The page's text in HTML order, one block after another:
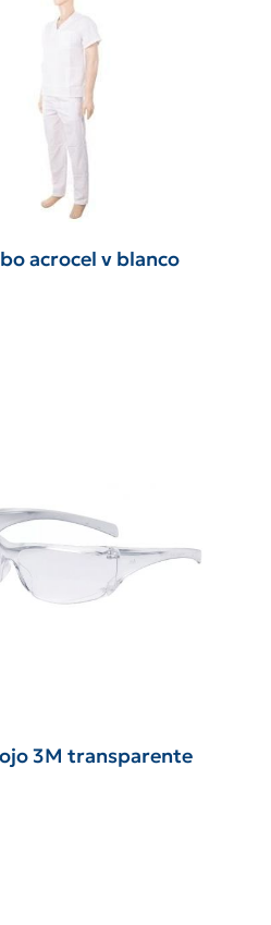
acrocel v blanco
3M transparente